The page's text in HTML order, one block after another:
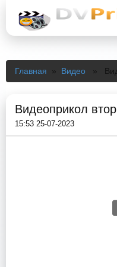
Главная » Видео »
Видеоприкол
15:53 25-07-2023